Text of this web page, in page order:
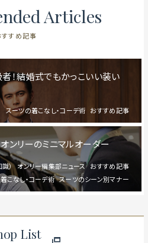
Articles
すすめ記事
！結婚式でもかっこいい装い
おすすめ記事
スーツの着こなし・コーデ術
ンリーのミニマルオーダー
おすすめ記事
オンリー編集部ニュース
）
スーツのシーン別マナー
こなし・コーデ術
List